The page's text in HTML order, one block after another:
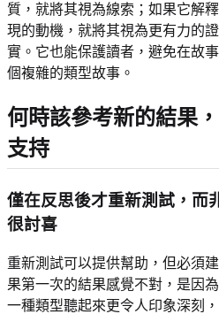
質，就將其視為線索；如果它解
現的動機，就將其視為更有力的
實。它也能保護讀者，避免在故
個複雜的類型故事。
何時該參考新的結果
支持
僅在反思後才重新測試，而
很討喜
重新測試可以提供幫助，但必須
果第一次的結果感覺不對，是因
一種類型聽起來更令人印象深刻